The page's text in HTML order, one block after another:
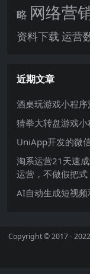
略 网络营
资料下载 运营
近期文章
酒桌玩游戏小程
猜拳大转盘游戏
UniApp开发的微
淘系运营21天速
运营，不做假把式
AI自动生成短视
Copyright © 2017 -